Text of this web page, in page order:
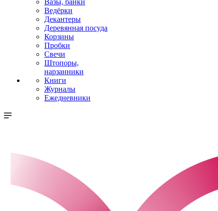
Вазы, банки
Ведёрки
Декантеры
Деревянная посуда
Корзины
Пробки
Свечи
Штопоры,
нарзанники
Книги
Журналы
Ежедневники